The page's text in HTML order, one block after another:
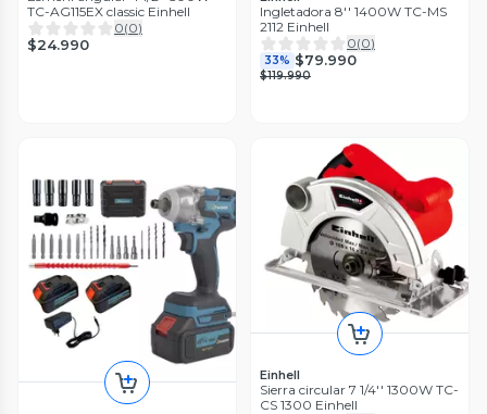
TC-AG115EX classic Einhell
0(0)
$24.990
Ingletadora 8'' 1400W TC-MS
2112 Einhell
0(0)
33% $79.990
$119.990
Einhell
Sierra circular 7 1/4'' 1300W TC-
CS 1300 Einhell